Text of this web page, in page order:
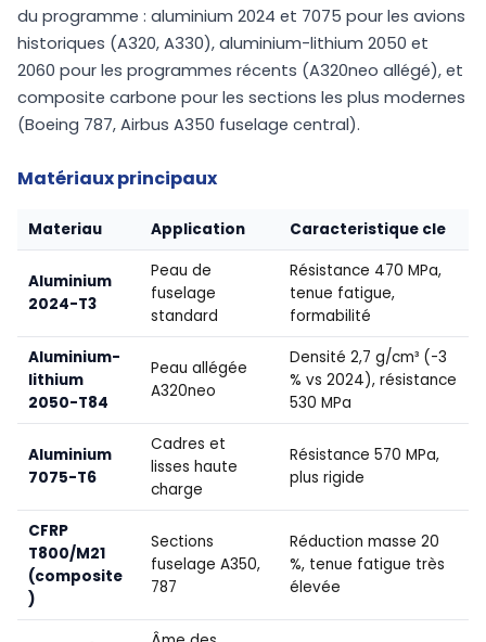
du programme : aluminium 2024 et 7075 pour les avions
historiques (A320, A330), aluminium-lithium 2050 et
2060 pour les programmes récents (A320neo allégé), et
composite carbone pour les sections les plus modernes
(Boeing 787, Airbus A350 fuselage central).
Matériaux principaux
Materiau Application Caracteristique cle
Aluminium
2024-T3
Peau de
fuselage
standard
Résistance 470 MPa,
tenue fatigue,
formabilité
Aluminium-
lithium
2050-T84
Peau allégée
A320neo
Densité 2,7 g/cm³ (-3
% vs 2024), résistance
530 MPa
Aluminium
7075-T6
Cadres et
lisses haute
charge
Résistance 570 MPa,
plus rigide
CFRP
T800/M21
(composite
)
Sections
fuselage A350,
787
Réduction masse 20
%, tenue fatigue très
élevée